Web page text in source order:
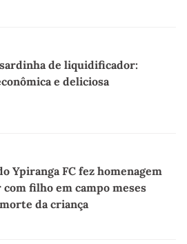
de liquidificador:
e deliciosa
Ypiranga FC fez homenagem
filho em campo meses
da criança